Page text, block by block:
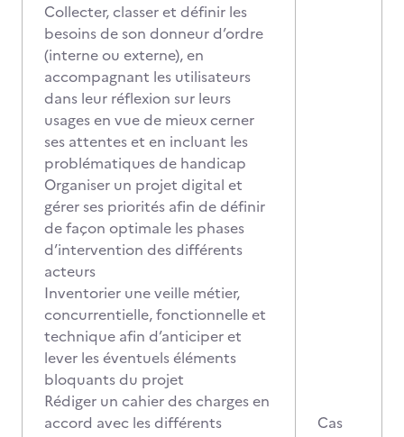
Collecter, classer et définir les
besoins de son donneur d’ordre
(interne ou externe), en
accompagnant les utilisateurs
dans leur réflexion sur leurs
usages en vue de mieux cerner
ses attentes et en incluant les
problématiques de handicap
Organiser un projet digital et
gérer ses priorités afin de définir
de façon optimale les phases
d’intervention des différents
acteurs
Inventorier une veille métier,
concurrentielle, fonctionnelle et
technique afin d’anticiper et
lever les éventuels éléments
bloquants du projet
Rédiger un cahier des charges en
accord avec les différents
Cas